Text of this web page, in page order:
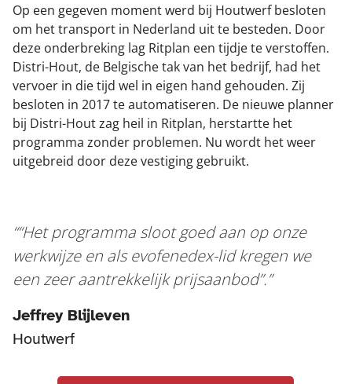
Op een gegeven moment werd bij Houtwerf besloten
om het transport in Nederland uit te besteden. Door
deze onderbreking lag Ritplan een tijdje te verstoffen.
Distri-Hout, de Belgische tak van het bedrijf, had het
vervoer in die tijd wel in eigen hand gehouden. Zij
besloten in 2017 te automatiseren. De nieuwe planner
bij Distri-Hout zag heil in Ritplan, herstartte het
programma zonder problemen. Nu wordt het weer
uitgebreid door deze vestiging gebruikt.
“Het programma sloot goed aan op onze
werkwijze en als evofenedex-lid kregen we
een zeer aantrekkelijk prijsaanbod”.
Jeffrey Blijleven
Houtwerf